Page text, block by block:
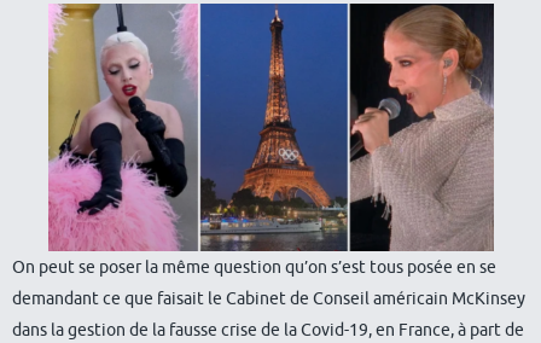
On peut se poser la même question qu’on s’est tous posée en se
demandant ce que faisait le Cabinet de Conseil américain McKinsey
dans la gestion de la fausse crise de la Covid-19, en France, à part de